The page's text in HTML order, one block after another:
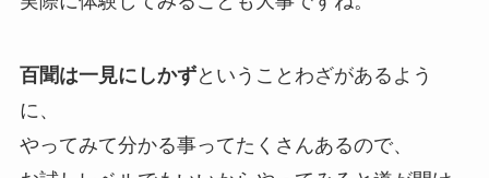
百聞は一見にしかずということわざがあるよう
に、
やってみて分かる事ってたくさんあるので、